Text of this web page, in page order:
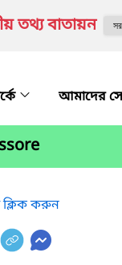
তথ্য বাতায়ন
আমাদের
ক্লিক করুন